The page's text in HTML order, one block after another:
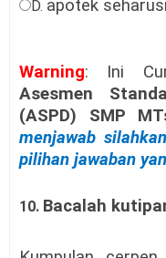
D. apotek
Warning: Ini
Asesmen
(ASPD) SMP
menjawab
pilihan jawaban
10. Bacalah